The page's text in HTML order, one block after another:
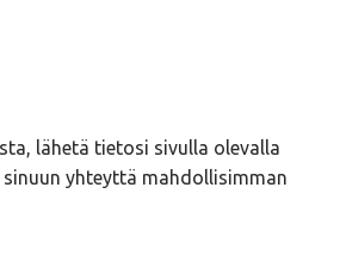
lähetä tietosi sivulla olevalla
yhteyttä mahdollisimman